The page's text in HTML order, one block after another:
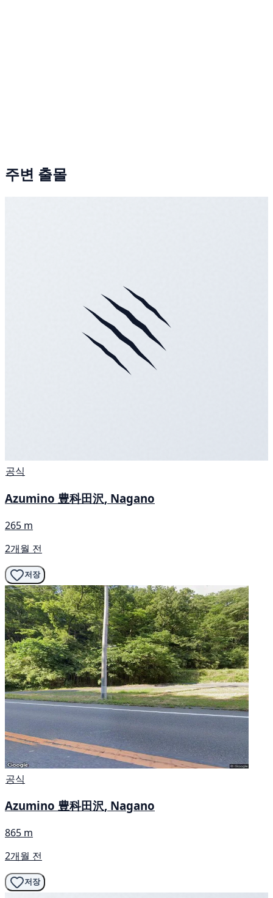
주변 출몰
공식
Azumino 豊科田沢, Nagano
265 m
2개월 전
저장
공식
Azumino 豊科田沢, Nagano
865 m
2개월 전
저장